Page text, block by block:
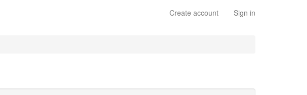
Create account Sign in